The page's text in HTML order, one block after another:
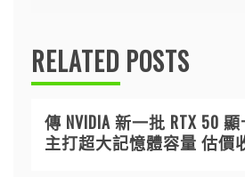
RELATED POSTS
傳 NVIDIA 新一批 RTX 50
主打超大記憶體容量 估價